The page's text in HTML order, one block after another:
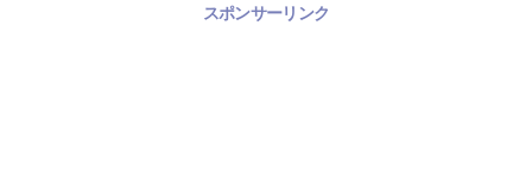
スポンサーリンク